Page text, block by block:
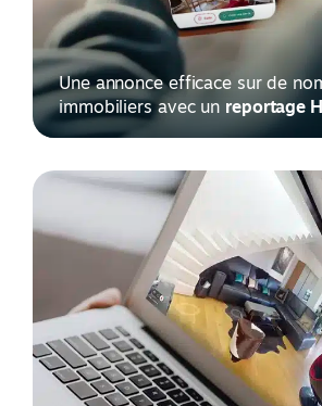
Une annonce efficace sur de
immobiliers avec un reportage